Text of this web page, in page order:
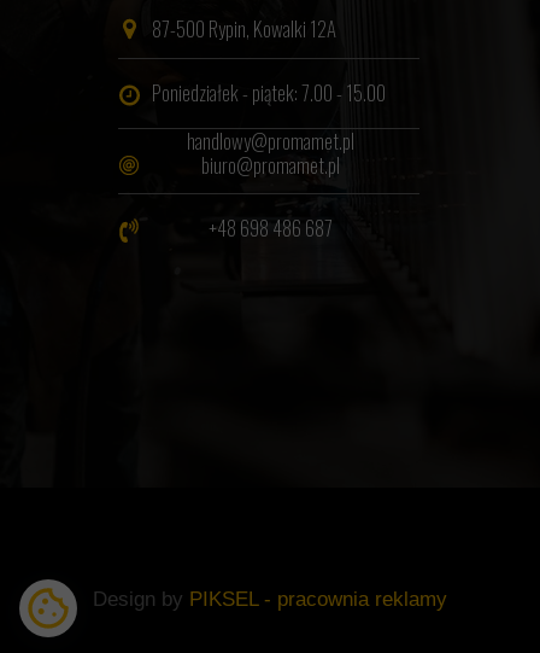
Poniedziałek - piątek: 7.00 - 15.00
87-500 Rypin, Kowalki 12A
+48 698 486 687
handlowy@promamet.pl
biuro@promamet.pl
Design by PIKSEL - pracownia reklamy